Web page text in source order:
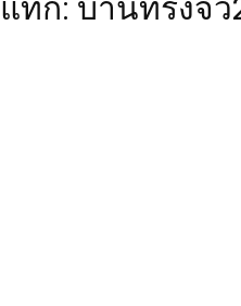
แท็ก: บ้านทรงจั่